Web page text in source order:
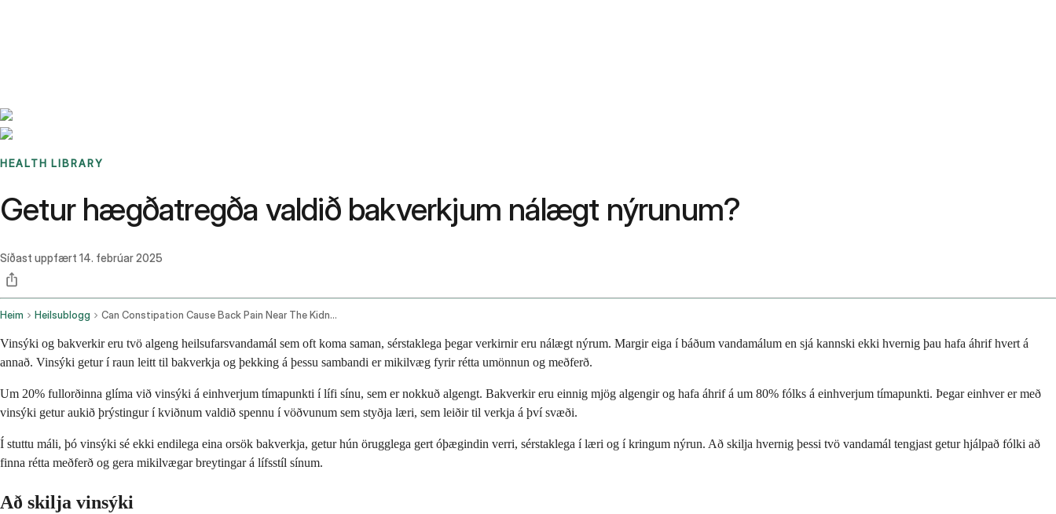
HEALTH LIBRARY
Getur hægðatregða valdið bakverkjum nálægt nýrunum?
Síðast uppfært 14. febrúar 2025
Heim Heilsublogg Can Constipation Cause Back Pain Near The Kidneys
Vinsýki og bakverkir eru tvö algeng heilsufarsvandamál sem oft koma saman, sérstaklega þegar verkirnir eru nálægt nýrum. Margir eiga í báðum vandamálum en sjá kannski ekki hvernig þau hafa áhrif hvert á
annað. Vinsýki getur í raun leitt til bakverkja og þekking á þessu sambandi er mikilvæg fyrir rétta umönnun og meðferð.
Um 20% fullorðinna glíma við vinsýki á einhverjum tímapunkti í lífi sínu, sem er nokkuð algengt. Bakverkir eru einnig mjög algengir og hafa áhrif á um 80% fólks á einhverjum tímapunkti. Þegar einhver er með
vinsýki getur aukið þrýstingur í kviðnum valdið spennu í vöðvunum sem styðja læri, sem leiðir til verkja á því svæði.
Í stuttu máli, þó vinsýki sé ekki endilega eina orsök bakverkja, getur hún örugglega gert óþægindin verri, sérstaklega í læri og í kringum nýrun. Að skilja hvernig þessi tvö vandamál tengjast getur hjálpað fólki að
finna rétta meðferð og gera mikilvægar breytingar á lífsstíl sínum.
Að skilja vinsýki